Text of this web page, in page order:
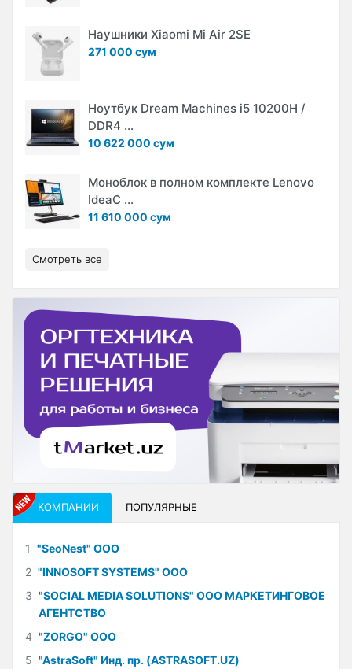
Наушники Xiaomi Mi Air 2SE
271 000 сум
Ноутбук Dream Machines i5 10200H /
DDR4 ...
10 622 000 сум
Моноблок в полном комплекте Lenovo
IdeaC ...
11 610 000 сум
Смотреть все
КОМПАНИИ ПОПУЛЯРНЫЕ
1 "SeoNest" ООО
2 "INNOSOFT SYSTEMS" ООО
3 "SOCIAL MEDIA SOLUTIONS" ООО МАРКЕТИНГОВОЕ
АГЕНТСТВО
4 "ZORGO" ООО
5 "AstraSoft" Инд. пр. (ASTRASOFT.UZ)